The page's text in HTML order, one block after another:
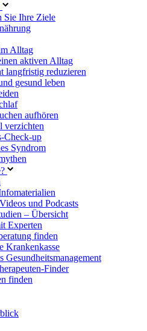
Sie Ihre Ziele
Alltag
aktiven Alltag
langfristig reduzieren
gesund leben
aufhören
verzichten
Check-up
Syndrom
und Podcasts
– Übersicht
Experten
finden
Krankenkasse
Gesundheitsmanagement
Finder
finden